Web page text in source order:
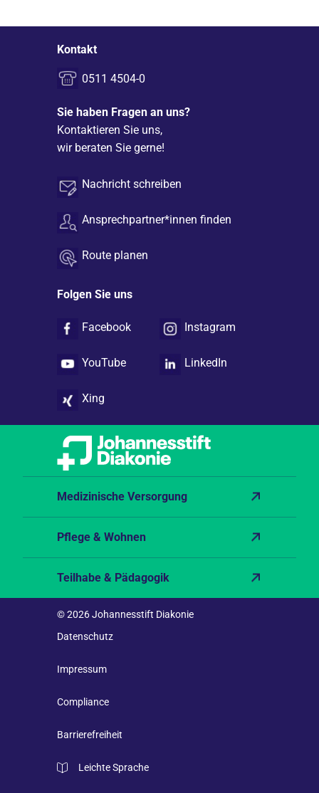
Kontakt
0511 4504-0
Sie haben Fragen an uns?
Kontaktieren Sie uns,
wir beraten Sie gerne!
Nachricht schreiben
Ansprechpartner*innen finden
Route planen
Folgen Sie uns
Facebook Instagram
YouTube LinkedIn
Xing
Medizinische Versorgung
Pflege & Wohnen
Teilhabe & Pädagogik
© 2026 Johannesstift Diakonie
Datenschutz
Impressum
Compliance
Barrierefreiheit
Leichte Sprache